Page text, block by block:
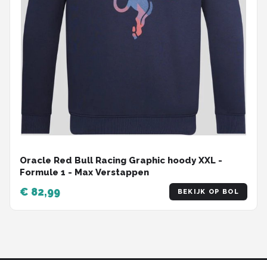
Oracle Red Bull Racing Graphic hoody XXL -
Formule 1 - Max Verstappen
€ 82,99 BEKIJK OP BOL